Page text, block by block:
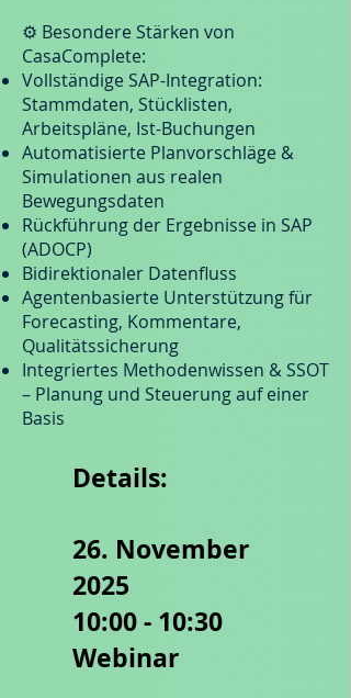
⚙️ Besondere Stärken von
CasaComplete:
Vollständige SAP-Integration:
Stammdaten, Stücklisten,
Arbeitspläne, Ist-Buchungen
Automatisierte Planvorschläge &
Simulationen aus realen
Bewegungsdaten
Rückführung der Ergebnisse in SAP
(ADOCP)
Bidirektionaler Datenfluss
Agentenbasierte Unterstützung für
Forecasting, Kommentare,
Qualitätssicherung
Integriertes Methodenwissen & SSOT
– Planung und Steuerung auf einer
Basis
Details:
26. November
2025
10:00 - 10:30
Webinar